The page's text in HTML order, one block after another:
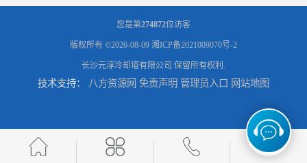
石家庄恒温电控 长沙80吨冷却塔厂商
您是第274872位访客
版权所有 ©2026-08-09 湘ICP备2021009070号-2
长沙元淳冷却塔有限公司 保留所有权利.
技术支持： 八方资源网 免责声明 管理员入口 网站地图